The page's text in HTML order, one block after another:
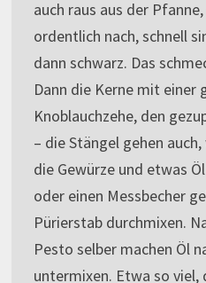
auch raus aus der
ordentlich nach, schnell
dann schwarz. Das
Dann die Kerne mit einer
Knoblauchzehe, den
– die Stängel gehen
die Gewürze und etwas
oder einen Messbecher
Pürierstab durchmixen.
Pesto selber machen Öl
untermixen. Etwa so viel,